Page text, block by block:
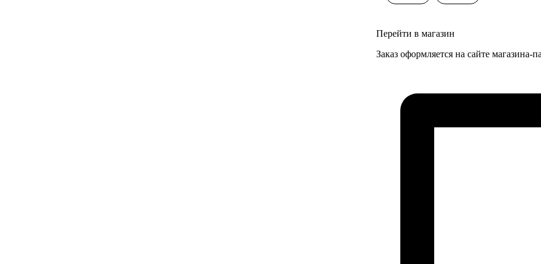
Перейти в магазин
Заказ оформляется на сайте магазина-